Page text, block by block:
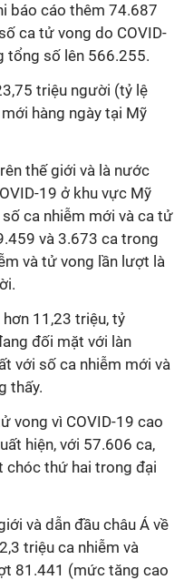
báo cáo thêm 74.687
ca tử vong do COVID-
tổng số lên 566.255.
triệu người (tỷ lệ
hàng ngày tại Mỹ
thế giới và là nước
19 ở khu vực Mỹ
ca nhiễm mới và ca tử
và 3.673 ca trong
và tử vong lần lượt là
11,23 triệu, tỷ
đối mặt với làn
với số ca nhiễm mới và
thấy.
vong vì COVID-19 cao
hiện, với 57.606 ca,
chóc thứ hai trong đại
và dẫn đầu châu Á về
triệu ca nhiễm và
81.441 (mức tăng cao